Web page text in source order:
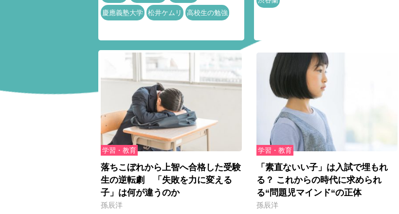
慶應義塾大学 松井ケムリ 高校生の勉強
学習・教育
落ちこぼれから上智へ合格した受験
生の逆転劇 「失敗を力に変える
子」は何が違うのか
孫辰洋
学習・教育
「素直ないい子」は入試で埋もれ
る？ これからの時代に求められ
る“問題児マインド“の正体
孫辰洋